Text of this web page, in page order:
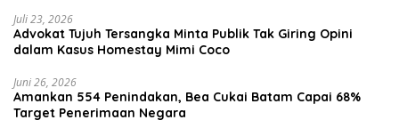
Juli 23, 2026
Advokat Tujuh Tersangka Minta Publik Tak Giring Opini
dalam Kasus Homestay Mimi Coco
Juni 26, 2026
Amankan 554 Penindakan, Bea Cukai Batam Capai 68%
Target Penerimaan Negara